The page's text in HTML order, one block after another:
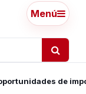
Menú
de